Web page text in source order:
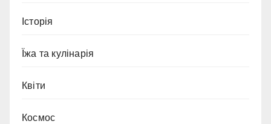
Історія
Їжа та кулінарія
Квіти
Космос